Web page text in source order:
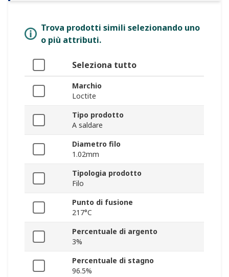
Trova prodotti simili selezionando uno
o più attributi.
Seleziona tutto
Marchio
Loctite
Tipo prodotto
A saldare
Diametro filo
1.02mm
Tipologia prodotto
Filo
Punto di fusione
217°C
Percentuale di argento
3%
Percentuale di stagno
96.5%